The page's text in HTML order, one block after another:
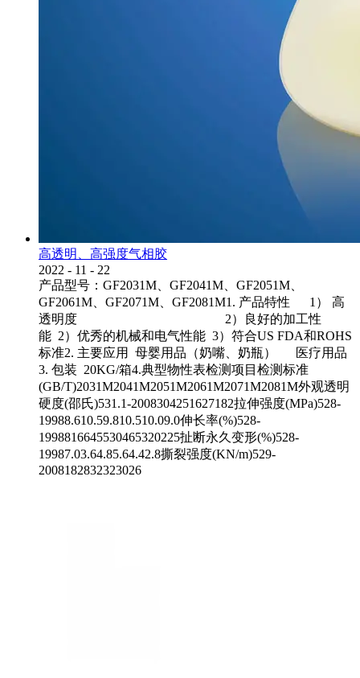
高透明、高强度气相胶
2022 - 11 - 22
产品型号：GF2031M、GF2041M、GF2051M、
GF2061M、GF2071M、GF2081M1. 产品特性 1） 高
透明度 2）良好的加工性
能 2）优秀的机械和电气性能 3）符合US FDA和ROHS
标准2. 主要应用 母婴用品（奶嘴、奶瓶） 医疗用品
3. 包装 20KG/箱4.典型物性表检测项目检测标准
(GB/T)2031M2041M2051M2061M2071M2081M外观透明
硬度(邵氏)531.1-2008304251627182拉伸强度(MPa)528-
19988.610.59.810.510.09.0伸长率(%)528-
1998816645530465320225扯断永久变形(%)528-
19987.03.64.85.64.42.8撕裂强度(KN/m)529-
2008182832323026